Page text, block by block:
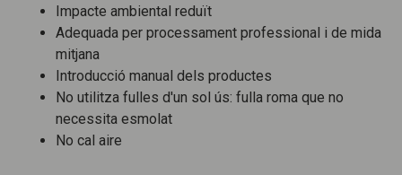
Impacte ambiental reduït
Adequada per processament professional i de mida
mitjana
Introducció manual dels productes
No utilitza fulles d'un sol ús: fulla roma que no
necessita esmolat
No cal aire